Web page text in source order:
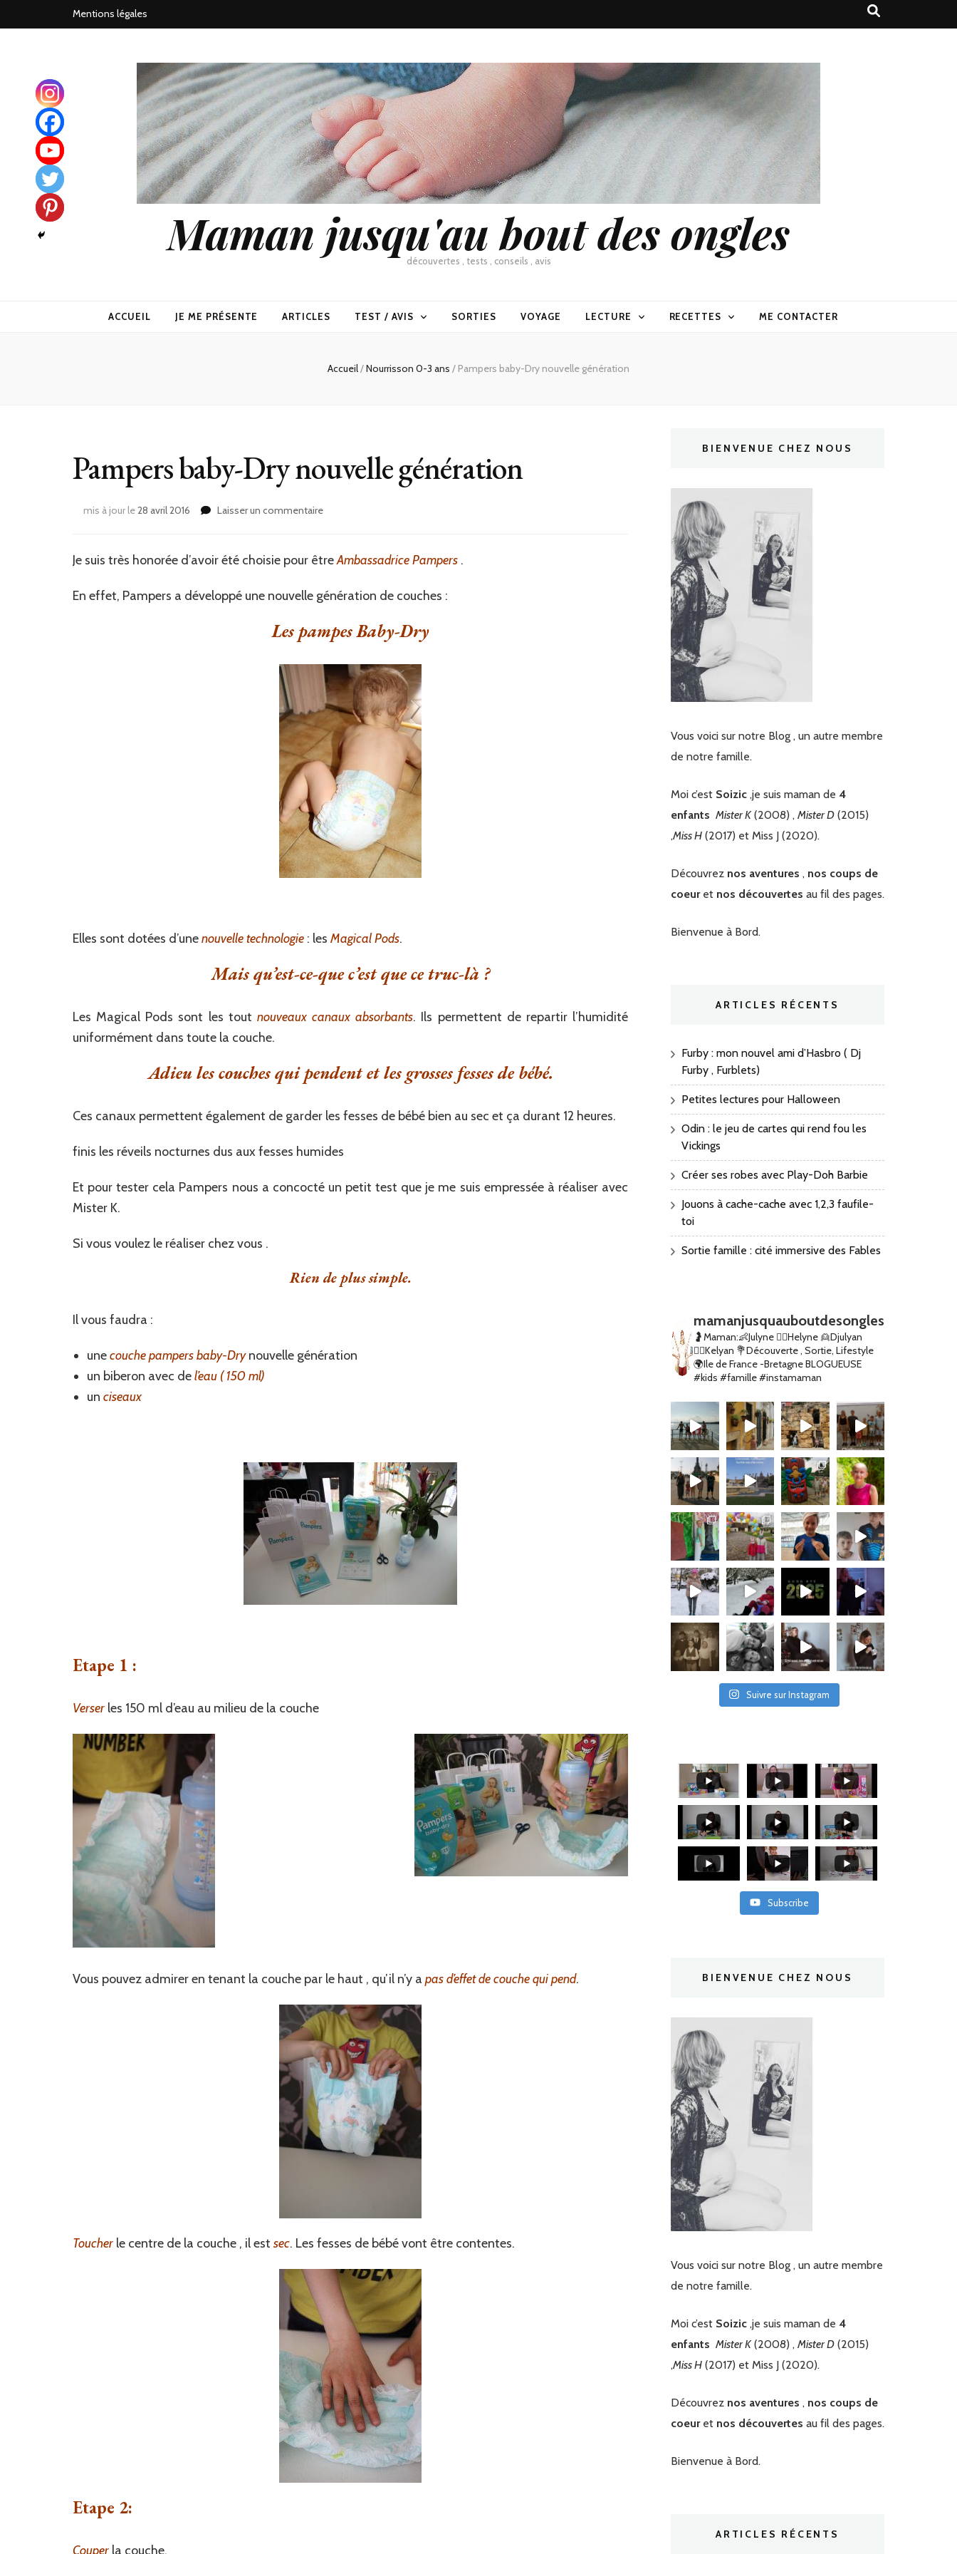
Mentions légales
Maman jusqu'au bout des ongles
découvertes , tests , conseils , avis
ACCUEIL JE ME PRÉSENTE ARTICLES TEST / AVIS SORTIES VOYAGE LECTURE RECETTES ME CONTACTER
Accueil/Nourrisson 0-3 ans / Pampers baby-Dry nouvelle génération
Pampers baby-Dry nouvelle génération
mis à jour le28 avril 2016 Laisser un commentairesur
Je suis très honorée d’avoir été choisie pour êtreAmbassadrice Pampers .
En effet, Pampers a développé une nouvelle génération de couches :
Les pampes Baby-Dry
Elles sont dotées d’unenouvelle technologie : les Magical Pods.
Mais qu’est-ce-que c’est que ce truc-là ?
Les Magical Pods sont les tout nouveaux canaux absorbants. Ils permettent de repartir l’humidité
uniformément dans toute la couche.
Adieu les couches qui pendent et les grosses fesses de bébé.
Ces canaux permettent également de garder les fesses de bébé bien au sec et ça durant 12 heures.
finis les réveils nocturnes dus aux fesses humides
Et pour tester cela Pampers nous a concocté un petit test que je me suis empressée à réaliser avec
Mister K.
Si vous voulez le réaliser chez vous .
Rien de plus simple.
Il vous faudra :
unecouche pampers baby-Drynouvelle génération
un biberon avec del’eau ( 150 ml)
un ciseaux
Etape 1 :
Verser les 150 ml d’eau au milieu de la couche
Vous pouvez admirer en tenant la couche par le haut , qu’il n’y a pas d’effet de couche qui pend.
Toucher le centre de la couche , il est sec. Les fesses de bébé vont être contentes.
Etape 2:
Couper la couche.
BIENVENUE CHEZ NOUS
Vous voici sur notre Blog , un autre membre
de notre famille.
Moi c’est Soizic ,je suis maman de 4
enfants Mister K(2008) , Mister D (2015)
,Miss H (2017) et Miss J (2020).
Découvrez nos aventures , nos coups de
coeuret nos découvertes au fil des pages.
Bienvenue à Bord.
ARTICLES RÉCENTS
Furby : mon nouvel ami d’Hasbro ( Dj
Furby , Furblets)
Petites lectures pour Halloween
Odin : le jeu de cartes qui rend fou les
Vickings
Créer ses robes avec Play-Doh Barbie
Jouons à cache-cache avec 1,2,3 faufile-
toi
Sortie famille : cité immersive des Fables
mamanjusquauboutdesongles
🤰Maman:👶Julyne 👱‍♀️Helyne 👱Djulyan
👱‍♂️Kelyan 💐Découverte , Sortie, Lifestyle
🌍Ile de France -BretagneBLOGUEUSE
#kids #famille #instamaman
Suivre sur Instagram
Subscribe
BIENVENUE CHEZ NOUS
Vous voici sur notre Blog , un autre membre
de notre famille.
Moi c’est Soizic ,je suis maman de 4
enfants Mister K(2008) , Mister D (2015)
,Miss H (2017) et Miss J (2020).
Découvrez nos aventures , nos coups de
coeuret nos découvertes au fil des pages.
Bienvenue à Bord.
ARTICLES RÉCENTS